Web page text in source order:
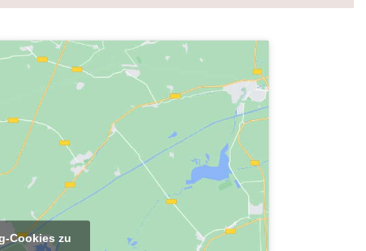
Cookies zu